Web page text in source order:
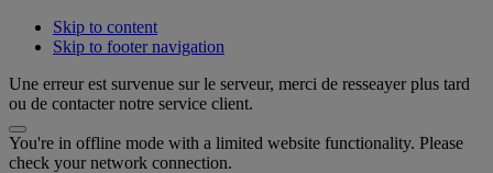
Skip to content
Skip to footer navigation
Une erreur est survenue sur le serveur, merci de resseayer plus tard
ou de contacter notre service client.
You're in offline mode with a limited website functionality. Please
check your network connection.